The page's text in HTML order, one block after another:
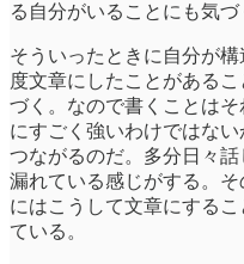
る自分がいることにも気づ
そういったときに自分が
度文章にしたことがある
づく。なので書くことは
にすごく強いわけではな
つながるのだ。多分日々話
漏れている感じがする。
にはこうして文章にする
ている。